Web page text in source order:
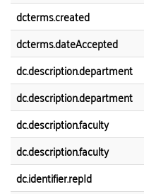
dcterms.created
dcterms.dateAccepted
dc.description.department
dc.description.department
dc.description.faculty
dc.description.faculty
dc.identifier.repId